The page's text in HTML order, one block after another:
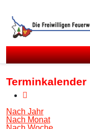
Terminkalender
Nach Jahr
Nach Monat